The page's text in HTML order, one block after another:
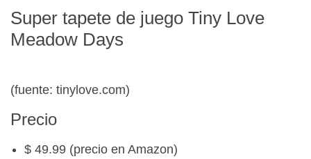
Super tapete de juego Tiny Love
Meadow Days
(fuente: tinylove.com)
Precio
$ 49.99 (precio en Amazon)